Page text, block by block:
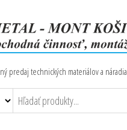
predaj technických materiálov a náradia